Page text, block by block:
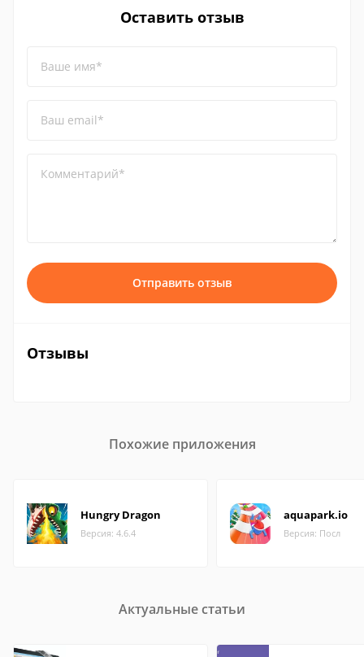
Оставить отзыв
Ваше имя*
Ваш email*
Комментарий*
Отправить отзыв
Отзывы
Похожие приложения
Hungry Dragon
Версия: 4.6.4
aquapark.io
Версия: Посл
Актуальные статьи